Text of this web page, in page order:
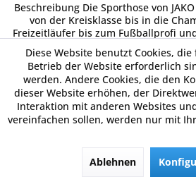
Beschreibung Die Sporthose von
von der Kreisklasse bis in die
Freizeitläufer bis zum Fußballprofi
Senior. Das Modell MANCHESTER 2.0
eines...
9,27 € *
Merken
Diese Website benutzt Cookies,
Betrieb der Website erforderlich
werden. Andere Cookies, die den
dieser Website erhöhen, der
Interaktion mit anderen Websites
vereinfachen sollen, werden nur mit
Ablehnen